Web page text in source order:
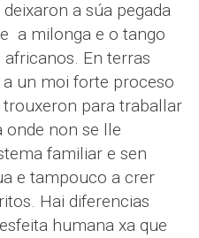
a súa pegada
a milonga e o tango
En terras
un moi forte proceso
para traballar
onde non se lle
familiar e sen
e tampouco a crer
Hai diferencias
humana xa que